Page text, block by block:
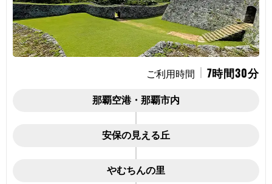
ご利用時間 7時間30分
那覇空港・那覇市内
安保の見える丘
やむちんの里